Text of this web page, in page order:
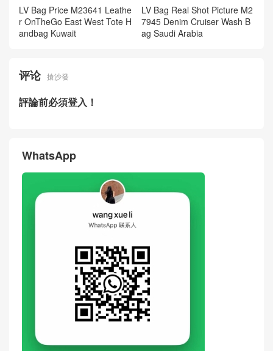
LV Bag Price M23641 Leathe
r OnTheGo East West Tote H
andbag Kuwait
LV Bag Real Shot Picture M2
7945 Denim Cruiser Wash B
ag Saudi Arabia
评论 搶沙發
評論前必須登入！
WhatsApp